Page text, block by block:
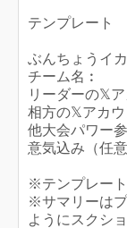
テンプレート
ぶんちょうイ
チーム名︰
リーダーの𝕏ア
相方の𝕏アカウ
他大会パワー
意気込み（任意
※テンプレー
※サマリーは
ようにスクシ